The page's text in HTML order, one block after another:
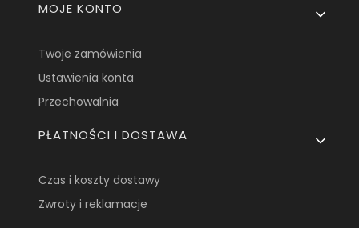
Linki w stopce
MOJE KONTO
Twoje zamówienia
Ustawienia konta
Przechowalnia
PŁATNOŚCI I DOSTAWA
Czas i koszty dostawy
Zwroty i reklamacje